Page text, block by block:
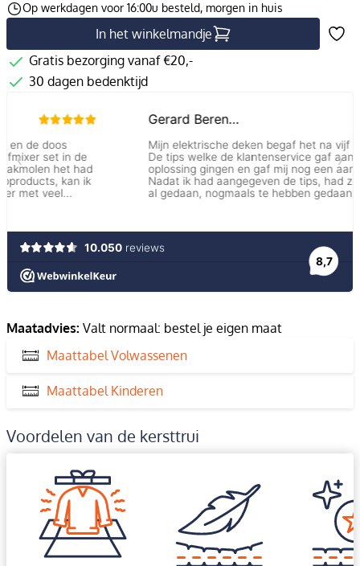
Op werkdagen voor 16:00u besteld, morgen in huis
In het winkelmandje
Gratis bezorging vanaf €20,-
30 dagen bedenktijd
Maatadvies: Valt normaal: bestel je eigen maat
Maattabel Volwassenen
Maattabel Kinderen
Voordelen van de kersttrui